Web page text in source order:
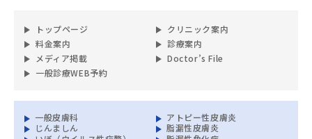
トップページ
クリニック案内
料金案内
診療案内
メディア掲載
Doctor’s File
一般診療WEB予約
一般皮膚科
アトピー性皮膚炎
じんましん
脂漏性皮膚炎